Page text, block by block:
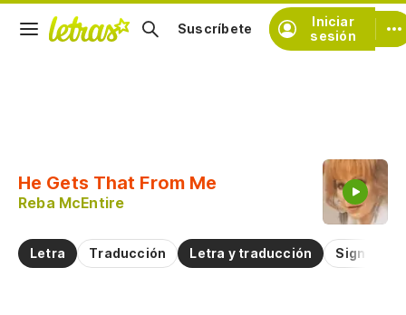
Iniciar
sesión
Suscríbete
He Gets That From Me
Reba McEntire
Letra Traducción Letra y traducción
Practicar la pronunciación de